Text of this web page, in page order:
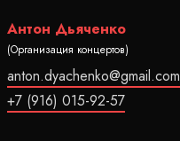
Антон Дьяченко
(Организация концертов)
anton.dyachenko@gmail.com
+7 (916) 015-92-57